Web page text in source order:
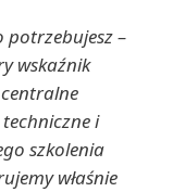
potrzebujesz –
wskaźnik
i
szkolenia
właśnie